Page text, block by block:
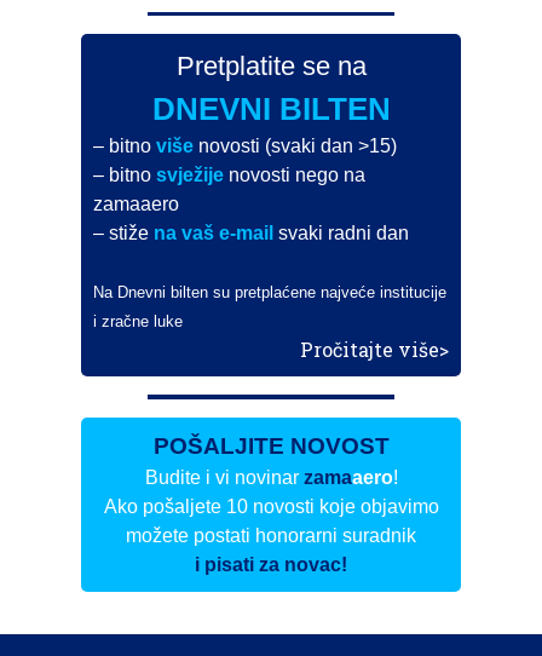
Pretplatite se na
DNEVNI BILTEN
– bitnoviše novosti (svaki dan >15)
– bitnosvježije novosti nego na
zamaaero
– stiže na vaš e-mail svaki radni dan
Na Dnevni bilten su pretplaćene najveće institucije
i zračne luke
Pročitajte više>
POŠALJITE NOVOST
Budite i vi novinar zamaaero!
Ako pošaljete 10 novosti koje objavimo
možete postati honorarni suradnik
i pisati za novac!